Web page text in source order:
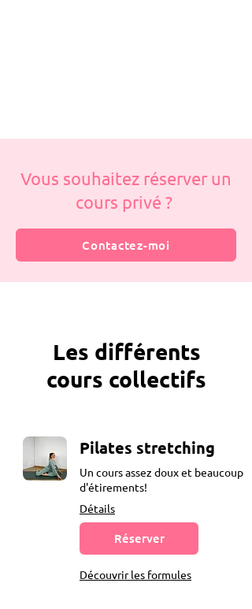
Vous souhaitez réserver un
cours privé ?
Contactez-moi
Les différents
cours collectifs
Pilates stretching
Un cours assez doux et beaucoup
d'étirements!
Détails
Réserver
Découvrir les formules